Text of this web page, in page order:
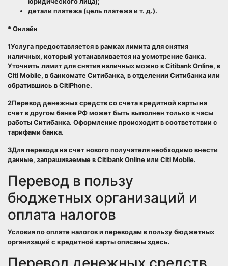
детали платежа (цель платежа и т. д.).
* Онлайн
1Услуга предоставляется в рамках лимита для снятия
наличных, который устанавливается на усмотрение банка.
Уточнить лимит для снятия наличных можно в Citibank Online, в
Citi Mobile, в банкомате Ситибанка, в отделении Ситибанка или
обратившись в CitiPhone.
2Перевод денежных средств со счета кредитной карты на
счет в другом банке РФ может быть выполнен только в часы
работы Ситибанка. Оформление происходит в соответствии с
тарифами банка.
3Для перевода на счет нового получателя необходимо внести
данные, запрашиваемые в Citibank Online или Citi Mobile.
Перевод в пользу
бюджетных организаций и
оплата налогов
Условия по оплате налогов и переводам в пользу бюджетных
организаций с кредитной карты описаны здесь.